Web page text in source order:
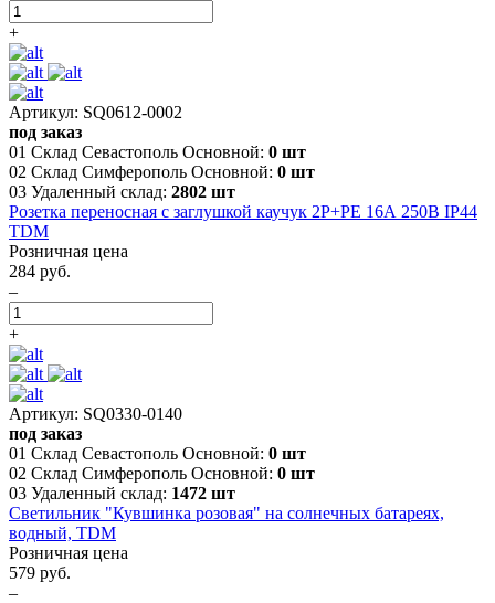
+
Артикул: SQ0612-0002
под заказ
01 Склад Севастополь Основной: 0 шт
02 Склад Симферополь Основной: 0 шт
03 Удаленный склад: 2802 шт
Розетка переносная с заглушкой каучук 2Р+РЕ 16А 250В IP44
TDM
Розничная цена
284 руб.
–
+
Артикул: SQ0330-0140
под заказ
01 Склад Севастополь Основной: 0 шт
02 Склад Симферополь Основной: 0 шт
03 Удаленный склад: 1472 шт
Светильник "Кувшинка розовая" на солнечных батареях,
водный, TDM
Розничная цена
579 руб.
–